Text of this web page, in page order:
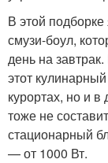
В этой
смузи-боул,
день на
этот
курортах, но и
тоже не
стационарный
— от 1000 Вт.